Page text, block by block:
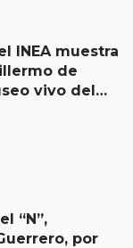
INEA muestra
de
vivo del
“N”,
por